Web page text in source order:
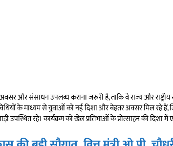
और संसाधन उपलब्ध कराना जरूरी है, ताकि वे राज्य और राष्ट्रीय
के माध्यम से युवाओं को नई दिशा और बेहतर अवसर मिल रहे
रहे। कार्यक्रम को खेल प्रतिभाओं के प्रोत्साहन की दिशा में